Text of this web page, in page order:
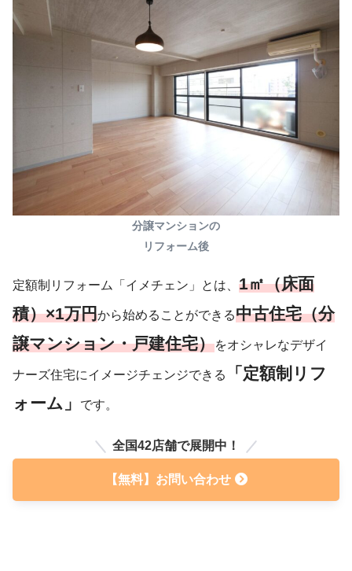
分譲マンションの
リフォーム後
定額制リフォーム「イメチェン」とは、 1㎡（床面
積）×1万円から始めることができる中古住宅（分
譲マンション・戸建住宅）をオシャレなデザイ
ナーズ住宅にイメージチェンジできる
「定額制リフ
ォーム」
です。
全国42店舗で展開中！
【無料】お問い合わせ